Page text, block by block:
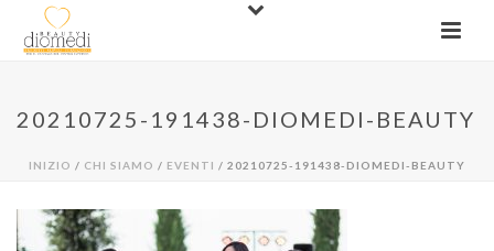
20210725-191438-DIOMEDI-BEAUTY
INIZIO / CHI SIAMO / EVENTI / 20210725-191438-DIOMEDI-BEAUTY